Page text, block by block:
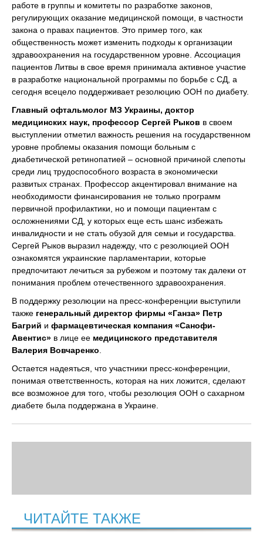
работе в группы и комитеты по разработке законов,
регулирующих оказание медицинской помощи, в частности
закона о правах пациентов. Это пример того, как
общественность может изменить подходы к организации
здравоохранения на государственном уровне. Ассоциация
пациентов Литвы в свое время принимала активное участие
в разработке национальной программы по борьбе с СД, а
сегодня всецело поддерживает резолюцию ООН по диабету.
Главный офтальмолог МЗ Украины, доктор
медицинских наук, профессор Сергей Рыков в своем
выступлении отметил важность решения на государственном
уровне проблемы оказания помощи больным с
диабетической ретинопатией – основной причиной слепоты
среди лиц трудоспособного возраста в экономически
развитых странах. Профессор акцентировал внимание на
необходимости финансирования не только программ
первичной профилактики, но и помощи пациентам с
осложнениями СД, у которых еще есть шанс избежать
инвалидности и не стать обузой для семьи и государства.
Сергей Рыков выразил надежду, что с резолюцией ООН
ознакомятся украинские парламентарии, которые
предпочитают лечиться за рубежом и поэтому так далеки от
понимания проблем отечественного здравоохранения.
В поддержку резолюции на пресс-конференции выступили
также генеральный директор фирмы «Ганза» Петр
Багрий и фармацевтическая компания «Санофи-
Авентис» в лице ее медицинского представителя
Валерия Вовчаренко
Остается надеяться, что участники пресс-конференции,
понимая ответственность, которая на них ложится, сделают
все возможное для того, чтобы резолюция ООН о сахарном
диабете была поддержана в Украине.
ЧИТАЙТЕ ТАКЖЕ